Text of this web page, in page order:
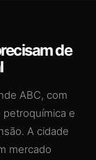
de
ABC, com
e
A cidade
mercado